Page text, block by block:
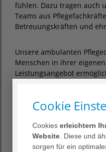
fühlen. Dazu tragen auch
Teams aus
Betreuungskräften und
Unsere ambulanten
Menschen in ihrer
Leistungsangebot
entlasten wir damit
Cookie
Cookieserleichtern
Website . Diese und
sorgen für ein